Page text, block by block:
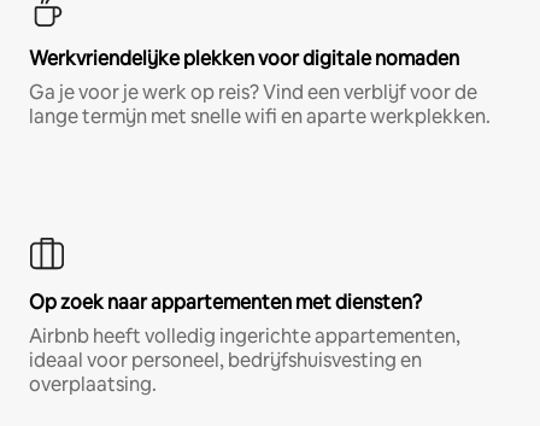
Werkvriendelijke plekken voor digitale nomaden
Ga je voor je werk op reis? Vind een verblijf voor de
lange termijn met snelle wifi en aparte werkplekken.
Op zoek naar appartementen met diensten?
Airbnb heeft volledig ingerichte appartementen,
ideaal voor personeel, bedrijfshuisvesting en
overplaatsing.